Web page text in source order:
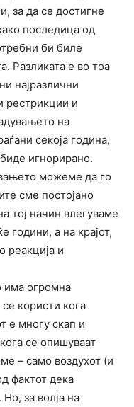
за да се достигне
последица од
би биле
Разликата е во тоа
најразлични
рестрикции и
на
секоја година,
игнорирано.
можеме да го
сме постојано
тој начин влегуваме
години, а на крајот,
реакција и
има огромна
користи кога
е многу скап и
се опишуваат
– само воздухот (и
фактот дека
за волја на